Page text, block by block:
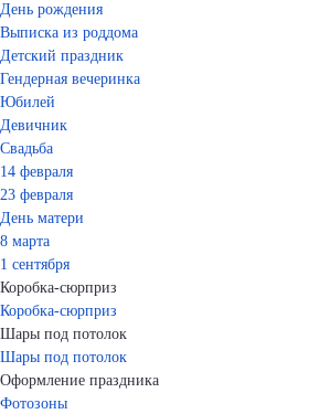
День рождения
Выписка из роддома
Детский праздник
Гендерная вечеринка
Юбилей
Девичник
Свадьба
14 февраля
23 февраля
День матери
8 марта
1 сентября
Коробка-сюрприз
Коробка-сюрприз
Шары под потолок
Шары под потолок
Оформление праздника
Фотозоны